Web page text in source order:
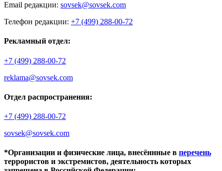
Email редакции: sovsek@sovsek.com
Телефон редакции: +7 (499) 288-00-72
Рекламный отдел:
+7 (499) 288-00-72
reklama@sovsek.com
Отдел распространения:
+7 (499) 288-00-72
sovsek@sovsek.com
*Организации и физические лица, внесённные в перечень
террористов и экстремистов, деятельность которых